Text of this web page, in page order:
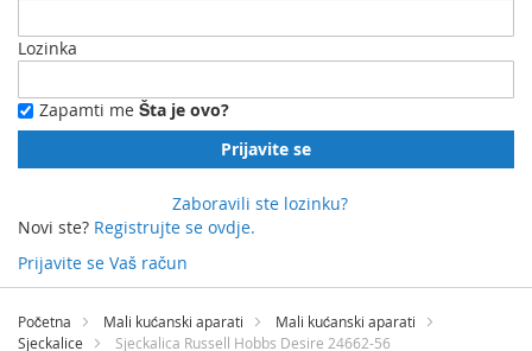
Lozinka
Zapamti me Šta je ovo?
Prijavite se
Zaboravili ste lozinku?
Novi ste? Registrujte se ovdje.
Prijavite se Vaš račun
Preskočite
sadržaj
Početna Mali kućanski aparati
Mali kućanski aparati
Sjeckalice
Sjeckalica Russell Hobbs Desire 24662-56